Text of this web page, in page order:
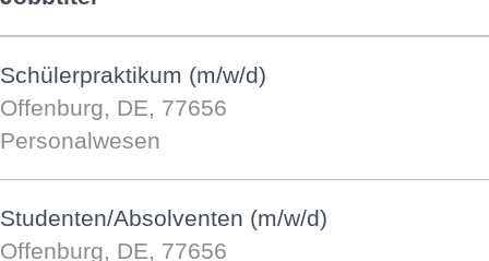
Schülerpraktikum (m/w/d)
Offenburg, DE, 77656
Personalwesen
Studenten/Absolventen (m/w/d)
Offenburg, DE, 77656